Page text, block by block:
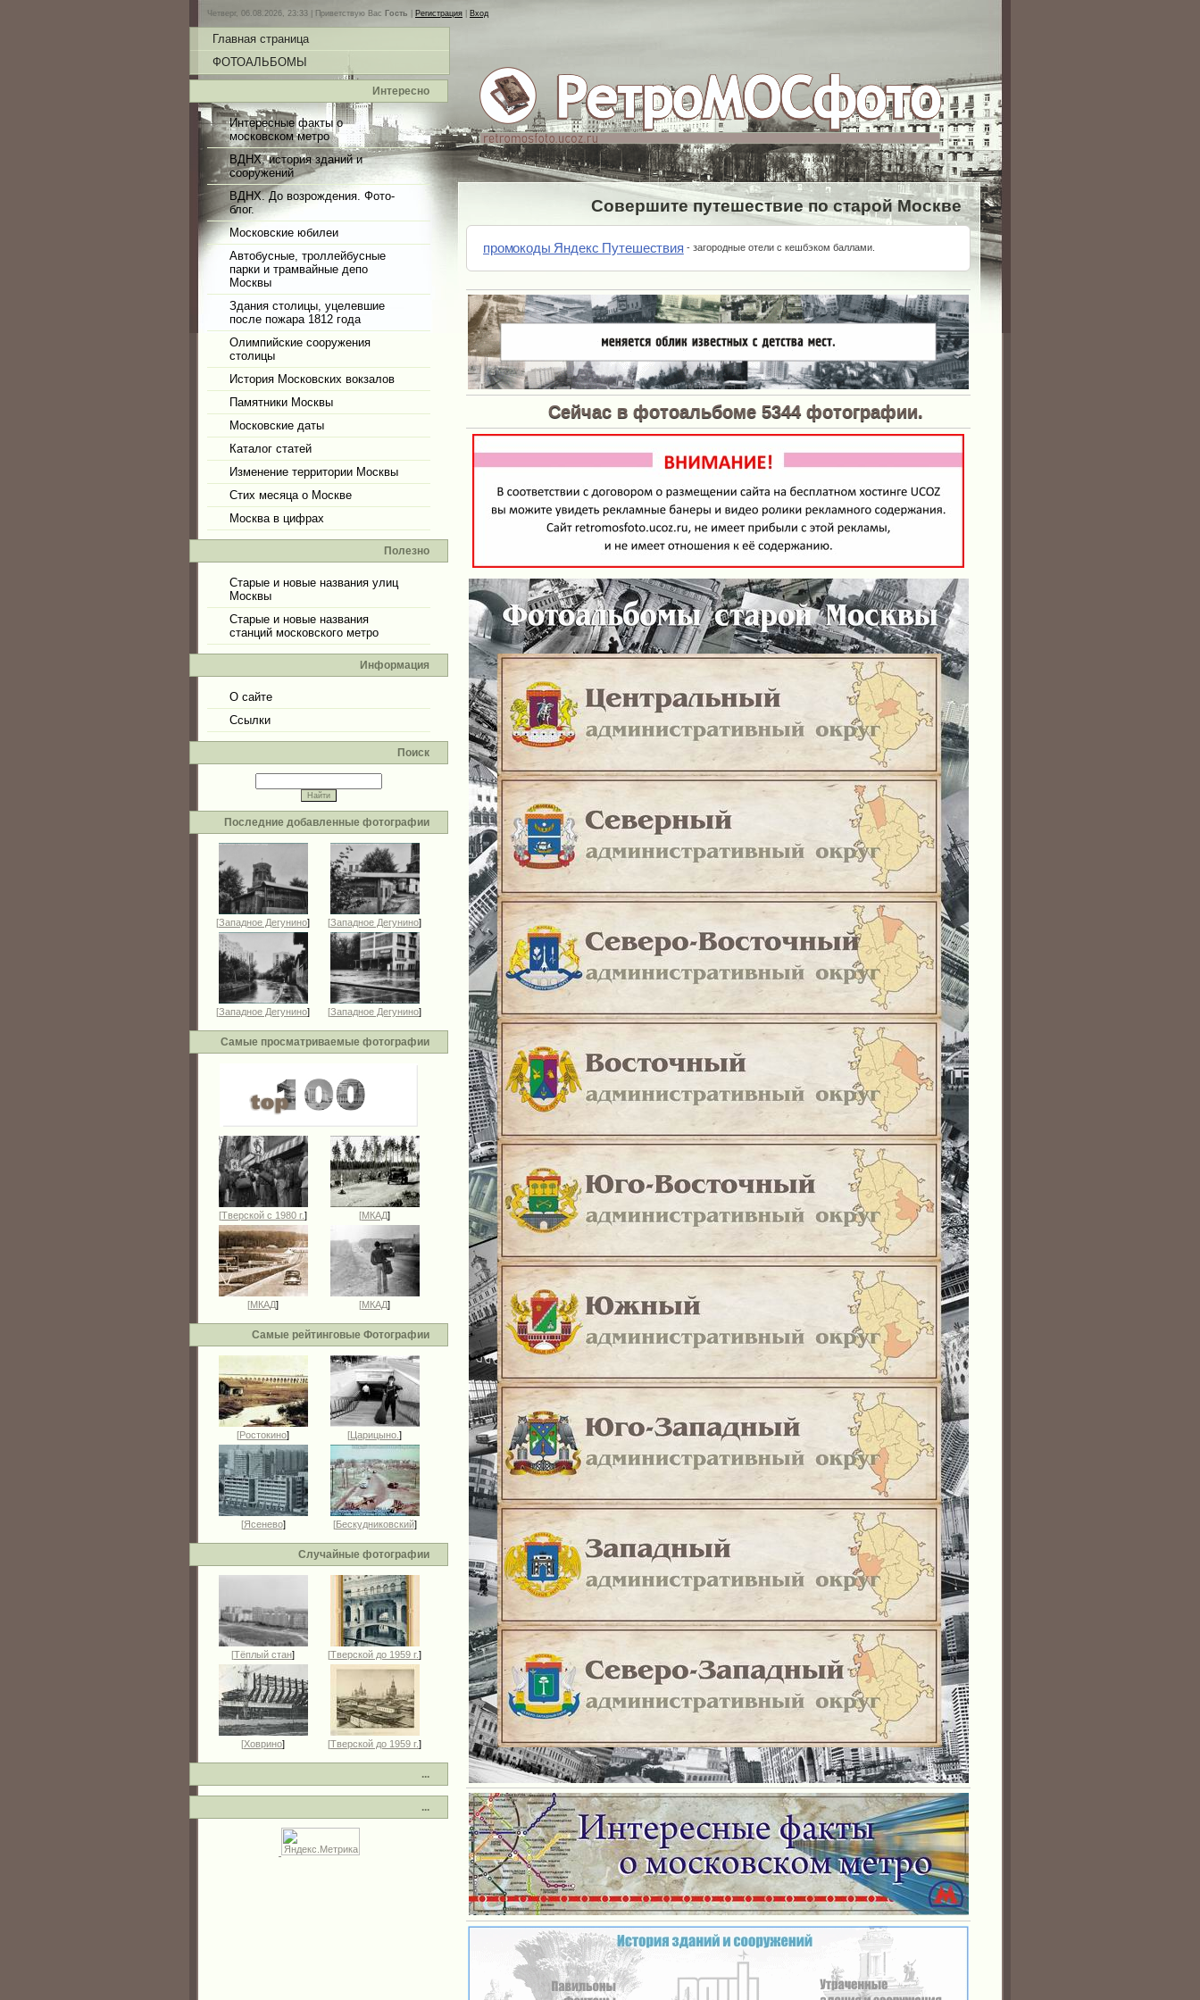
Четверг, 06.08.2026, 23:33 | Приветствую Вас Гость Регистрация Вход
Главная страница
ФОТОАЛЬБОМЫ
Интересно
Интересные факты о
московском метро
ВДНХ, история зданий и
сооружений
ВДНХ. До возрождения. Фото-
блог.
Московские юбилеи
Автобусные, троллейбусные
парки и трамвайные депо
Москвы
Здания столицы, уцелевшие
после пожара 1812 года
Олимпийские сооружения
столицы
История Московских вокзалов
Памятники Москвы
Московские даты
Каталог статей
Изменение территории Москвы
Стих месяца о Москве
Москва в цифрах
Полезно
Старые и новые названия улиц
Москвы
Старые и новые названия
станций московского метро
Информация
О сайте
Ссылки
Поиск
Последние добавленные фотографии
[Западное Дегунино] [Западное Дегунино]
[Западное Дегунино] [Западное Дегунино]
Самые просматриваемые фотографии
[Тверской с 1980 г.] [МКАД]
[МКАД] [МКАД]
Самые рейтинговые Фотографии
[Ростокино] [ Царицыно. ]
[Ясенево] [Бескудниковский]
Случайные фотографии
[Тёплый стан] [Тверской до 1959 г.]
[Ховрино] [Тверской до 1959 г.]
...
...
Совершите путешествие по старой Москве
промокоды Яндекс Путешествия - загородные отели с кешбэком баллами.
Сейчас в фотоальбоме 5344 фотографии.